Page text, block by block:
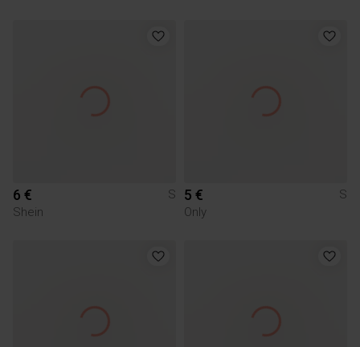
6 €
S
Shein
5 €
S
Only